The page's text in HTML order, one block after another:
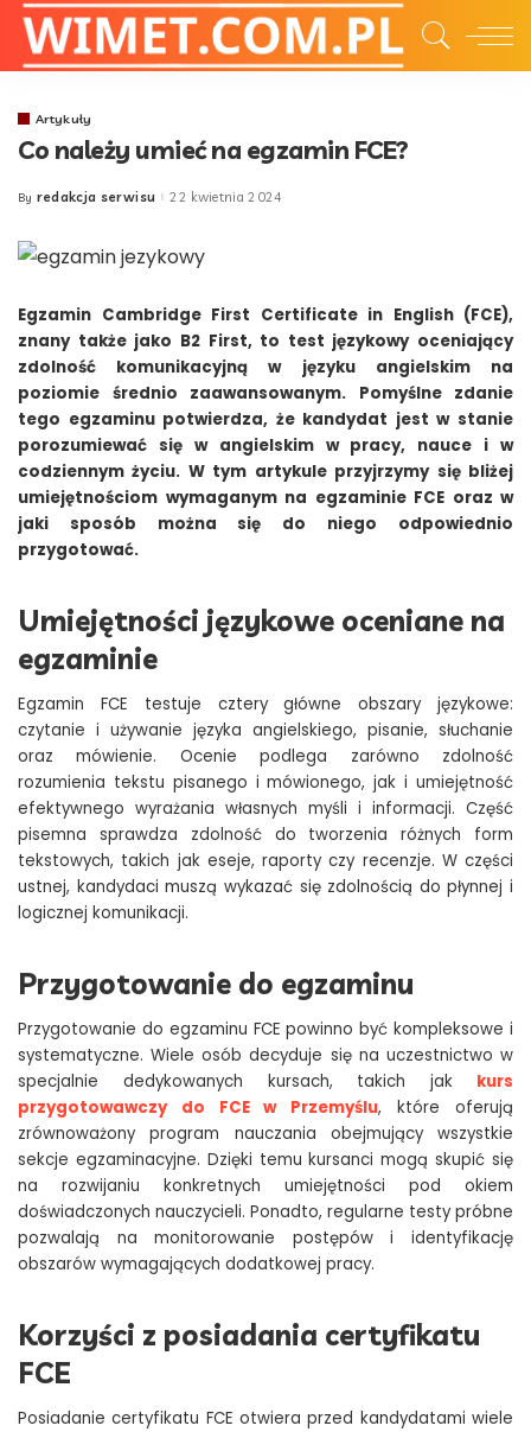
Artykuły
Co należy umieć na egzamin FCE?
Posted
By redakcja serwisu 22 kwietnia 2024
Egzamin Cambridge First Certificate in English (FCE),
znany także jako B2 First, to test językowy oceniający
zdolność komunikacyjną w języku angielskim na
poziomie średnio zaawansowanym. Pomyślne zdanie
tego egzaminu potwierdza, że kandydat jest w stanie
porozumiewać się w angielskim w pracy, nauce i w
codziennym życiu. W tym artykule przyjrzymy się bliżej
umiejętnościom wymaganym na egzaminie FCE oraz w
jaki sposób można się do niego odpowiednio
przygotować.
Umiejętności językowe oceniane na
egzaminie
Egzamin FCE testuje cztery główne obszary językowe:
czytanie i używanie języka angielskiego, pisanie, słuchanie
oraz mówienie. Ocenie podlega zarówno zdolność
rozumienia tekstu pisanego i mówionego, jak i umiejętność
efektywnego wyrażania własnych myśli i informacji. Część
pisemna sprawdza zdolność do tworzenia różnych form
tekstowych, takich jak eseje, raporty czy recenzje. W części
ustnej, kandydaci muszą wykazać się zdolnością do płynnej i
logicznej komunikacji.
Przygotowanie do egzaminu
Przygotowanie do egzaminu FCE powinno być kompleksowe i
systematyczne. Wiele osób decyduje się na uczestnictwo w
specjalnie dedykowanych kursach, takich jak kurs
przygotowawczy do FCE w Przemyślu, które oferują
zrównoważony program nauczania obejmujący wszystkie
sekcje egzaminacyjne. Dzięki temu kursanci mogą skupić się
na rozwijaniu konkretnych umiejętności pod okiem
doświadczonych nauczycieli. Ponadto, regularne testy próbne
pozwalają na monitorowanie postępów i identyfikację
obszarów wymagających dodatkowej pracy.
Korzyści z posiadania certyfikatu
FCE
Posiadanie certyfikatu FCE otwiera przed kandydatami wiele